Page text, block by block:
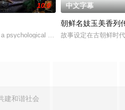
10.0
psychological drama set against the
中文字幕
朝鲜名妓玉美香列
故事设定在古朝鲜时